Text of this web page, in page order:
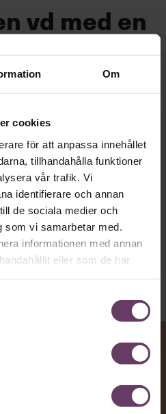
Om
cookies
för att anpassa innehållet
tillhandahålla funktioner
vår trafik. Vi
identifierare och annan
de sociala medier och
vi samarbetar med.
informationen med annan
eller som de har
vd med en
stavfel – vara
nå fram till